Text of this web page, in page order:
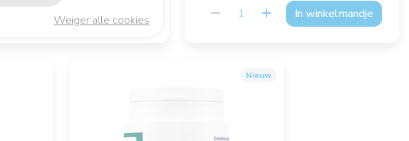
In winkelmandje In winkelmandje
Nieuw
Weiger alle cookies